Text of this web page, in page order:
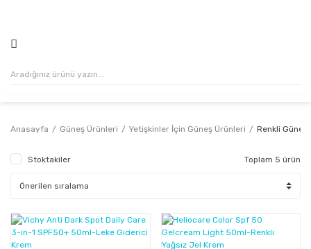
Anasayfa Güneş Ürünleri Yetişkinler İçin Güneş Ürünleri Renkli Güneş
Stoktakiler Toplam 5 ürün
%9
%45